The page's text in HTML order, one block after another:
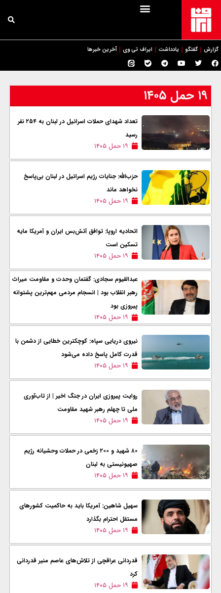
گزارش گفتگو یادداشت ایراف تی وی آخرین خبرها
۱۹ حمل ۱۴۰۵
تعداد شهدای حملات اسرائیل در لبنان به ۲۵۴ نفر
رسید
۱۹ حمل ۱۴۰۵
حزب‌الله: جنایات رژیم اسرائیل در لبنان بی‌پاسخ
نخواهد ماند
۱۹ حمل ۱۴۰۵
اتحادیه اروپا: توافق آتش‌بس ایران و آمریکا مایه
تسکین است
۱۹ حمل ۱۴۰۵
عبدالقیوم سجادی: گفتمان وحدت و مقاومت میراث
رهبر انقلاب بود | انسجام مردمی مهم‌ترین پشتوانه
پیروزی بود
۱۹ حمل ۱۴۰۵
نیروی دریایی سپاه: کوچکترین خطایی از دشمن با
قدرت کامل پاسخ داده می‌شود
۱۹ حمل ۱۴۰۵
روایت پیروزی ایران در جنگ اخیر | از تاب‌آوری
ملی تا چهلم رهبر شهید مقاومت
۱۹ حمل ۱۴۰۵
۸۰ شهید و ۲۰۰ زخمی در حملات وحشیانه رژیم
صهیونیستی به لبنان
۱۹ حمل ۱۴۰۵
سهیل شاهین: آمریکا باید به حاکمیت کشورهای
مستقل احترام بگذارد
۱۹ حمل ۱۴۰۵
قدردانی عراقچی از تلاش‌های عاصم منیر قدردانی
کرد
۱۹ حمل ۱۴۰۵